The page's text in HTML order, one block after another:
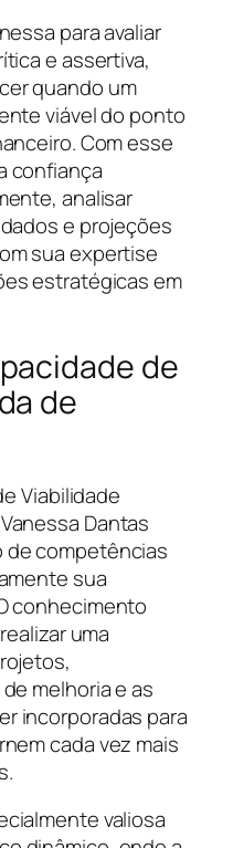
para avaliar
e assertiva,
quando um
viável do ponto
Com esse
confiança
analisar
e projeções
sua expertise
estratégicas em
de
de
Viabilidade
Dantas
competências
sua
conhecimento
uma
melhoria e as
incorporadas para
cada vez mais
valiosa